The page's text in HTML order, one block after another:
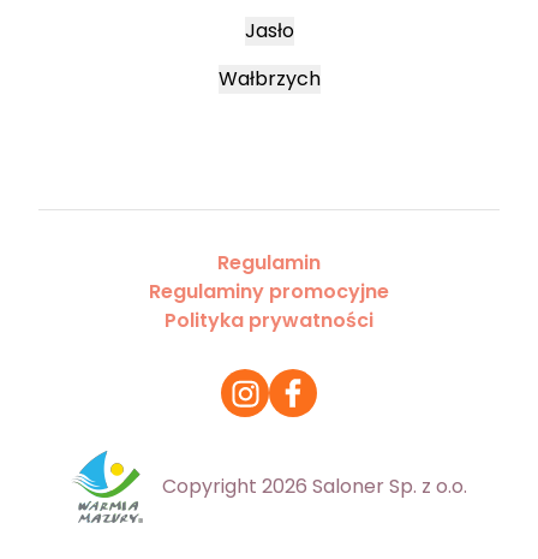
Jasło
Wałbrzych
Regulamin
Regulaminy promocyjne
Polityka prywatności
Copyright 2026 Saloner Sp. z o.o.